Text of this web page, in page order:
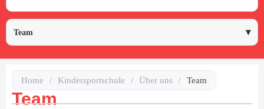
Team
Home / Kindersportschule / Über uns / Team
Team